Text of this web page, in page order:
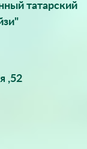
татарский
,52